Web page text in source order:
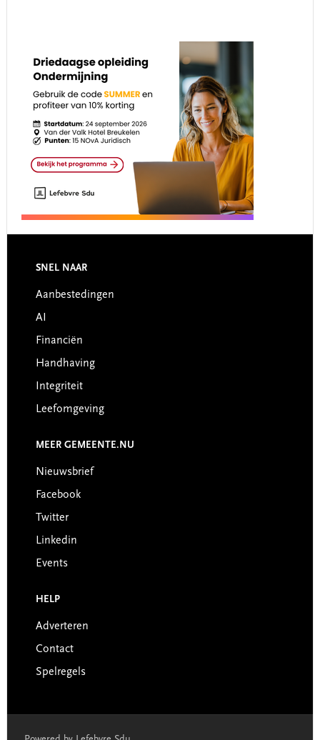
Footer
SNEL NAAR
Aanbestedingen
AI
Financiën
Handhaving
Integriteit
Leefomgeving
MEER GEMEENTE.NU
Nieuwsbrief
Facebook
Twitter
Linkedin
Events
HELP
Adverteren
Contact
Spelregels